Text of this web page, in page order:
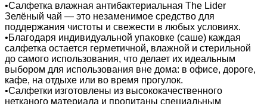
•Салфетка влажная антибактериальная The Lider
Зелёный чай — это незаменимое средство для
поддержания чистоты и свежести в любых условиях.
•Благодаря индивидуальной упаковке (саше) каждая
салфетка остается герметичной, влажной и стерильной
до самого использования, что делает их идеальным
выбором для использования вне дома: в офисе, дороге,
кафе, на отдыхе или во время прогулок.
•Салфетки изготовлены из высококачественного
нетканого материала и пропитаны специальным